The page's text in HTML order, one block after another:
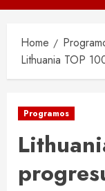
Menu
Home
Lithuania TOP
Programos